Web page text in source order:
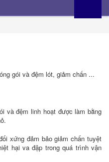
gói và đệm lót, giảm chấn ...
và đệm linh hoạt được làm bằng
xứng đảm bảo giảm chấn tuyệt
hại va đập trong quá trình vận